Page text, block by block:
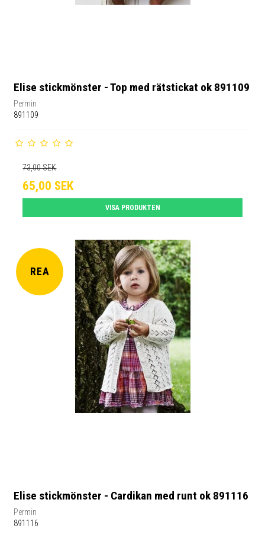
Elise stickmönster - Top med rätstickat ok 891109
Permin
891109
73,00 SEK
65,00 SEK
VISA PRODUKTEN
REA
Elise stickmönster - Cardikan med runt ok 891116
Permin
891116